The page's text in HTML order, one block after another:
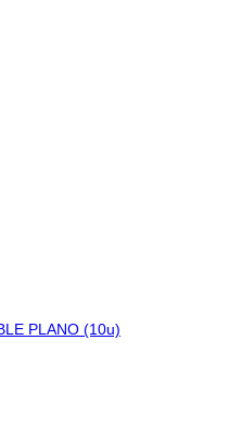
PLANO (10u)